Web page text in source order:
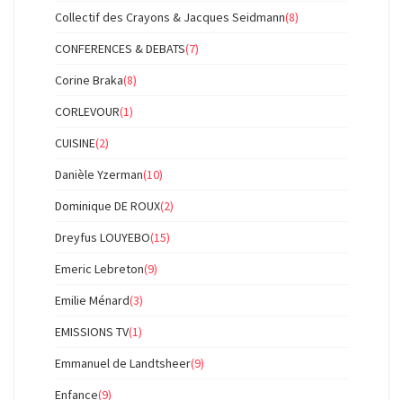
Collectif des Crayons & Jacques Seidmann(8)
CONFERENCES & DEBATS(7)
Corine Braka(8)
CORLEVOUR(1)
CUISINE(2)
Danièle Yzerman(10)
Dominique DE ROUX(2)
Dreyfus LOUYEBO(15)
Emeric Lebreton(9)
Emilie Ménard(3)
EMISSIONS TV(1)
Emmanuel de Landtsheer(9)
Enfance(9)